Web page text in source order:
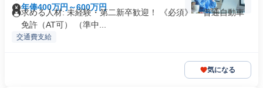
年俸400万円～600万円
求める人材: 未経験・第二新卒歓迎！ 《必須》 ・普通自動車
免許（AT可） （準中...
交通費支給
気になる